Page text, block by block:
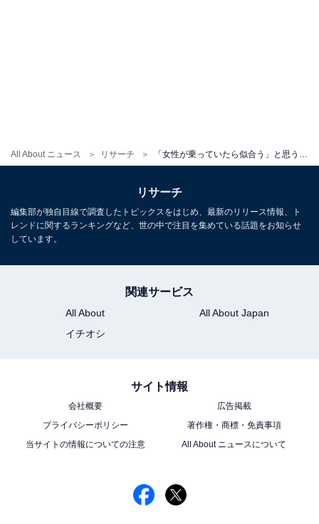
All About ニュース リサーチ
リサーチ
編集部が独自目線で調査したトピックスをはじめ、最新のリリース情報、ト
レンドに関するランキングなど、世の中で注目を集めている話題をお知らせ
しています。
関連サービス
All About
All About Japan
イチオシ
サイト情報
会社概要
広告掲載
プライバシーポリシー
著作権・商標・免責事項
当サイトの情報についての注意
All About ニュースについて